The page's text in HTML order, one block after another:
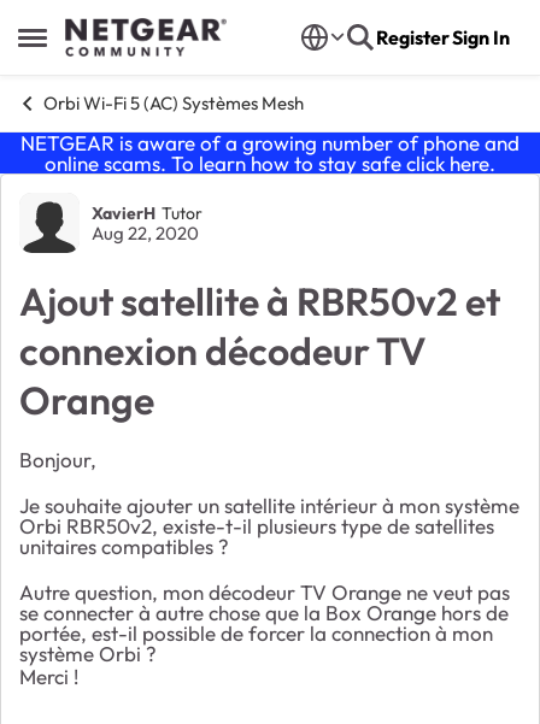
Open Side Menu
Skip to content RegisterSign In
Orbi Wi-Fi 5 (AC) Systèmes Mesh
NETGEAR is aware of a growing number of phone and
online scams. To learn how to stay safe click here.
Forum Discussion
XavierH Tutor
Aug 22, 2020
Ajout satellite à RBR50v2 et
connexion décodeur TV
Orange
Bonjour,
Je souhaite ajouter un satellite intérieur à mon système
Orbi RBR50v2, existe-t-il plusieurs type de satellites
unitaires compatibles ?
Autre question, mon décodeur TV Orange ne veut pas
se connecter à autre chose que la Box Orange hors de
portée, est-il possible de forcer la connection à mon
système Orbi ?
Merci !